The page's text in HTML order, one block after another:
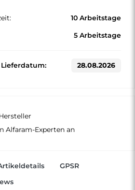
erreichen.
mindestens 30 cm von der unteren
seinen Stil
harmonisch in die
ein
ihren Platz und verschönern den